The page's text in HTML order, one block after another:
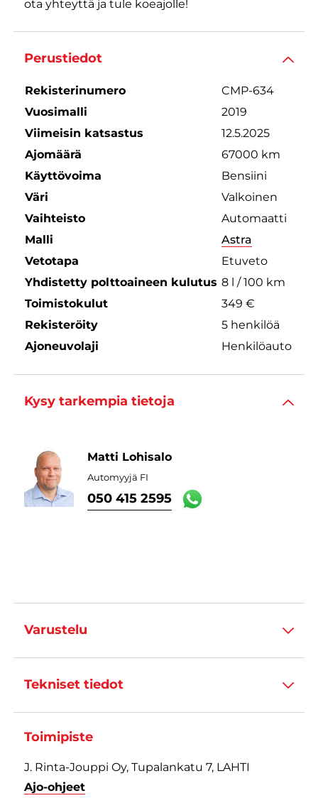
ota yhteyttä ja tule koeajolle!
Perustiedot
Rekisterinumero
CMP-634
Vuosimalli
2019
Viimeisin katsastus
12.5.2025
Ajomäärä
67000 km
Käyttövoima
Bensiini
Väri
Valkoinen
Vaihteisto
Automaatti
Malli
Astra
Vetotapa
Etuveto
Yhdistetty polttoaineen kulutus 8 l / 100 km
Toimistokulut
349 €
Rekisteröity
5 henkilöä
Ajoneuvolaji
Henkilöauto
Kysy tarkempia tietoja
Matti Lohisalo
Automyyjä FI
050 415 2595
Varustelu
Tekniset tiedot
Toimipiste
J. Rinta-Jouppi Oy, Tupalankatu 7, LAHTI
Ajo-ohjeet